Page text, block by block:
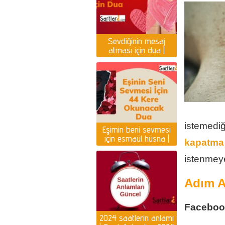
kapatma
Adım
Sevdiğinin mesaj
atması için dua |
Yazması için dua
Eşimin beni sevmesi
için esmaül hüsna |
Eşin seni sevmesi için
dua
2024 saatlerin anlamı